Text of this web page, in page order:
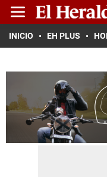
INICIO EH PLUS